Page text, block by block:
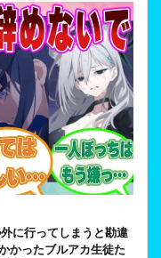
に行ってしまうと勘違
かったブルアカ生徒た